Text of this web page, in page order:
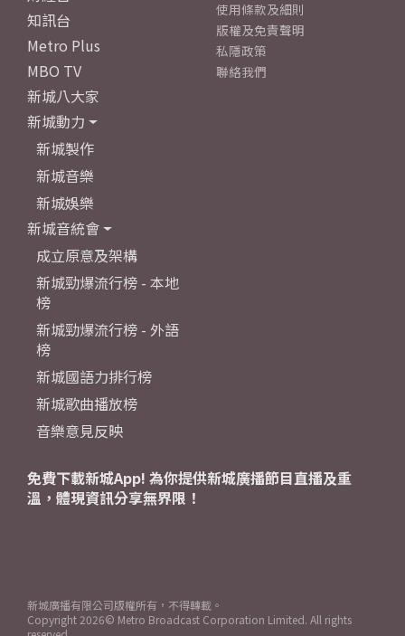
知訊台
Metro Plus
MBO TV
新城八大家
新城動力
新城製作
新城音樂
新城娛樂
新城音統會
成立原意及架構
新城勁爆流行榜 - 本地
榜
新城勁爆流行榜 - 外語
榜
新城國語力排行榜
新城歌曲播放榜
音樂意見反映
使用條款及細則
版權及免責聲明
私隱政策
聯絡我們
免費下載新城App! 為你提供新城廣播節目直播及重
溫，體現資訊分享無界限！
新城廣播有限公司版權所有，不得轉載。
Copyright 2026© Metro Broadcast Corporation Limited. All rights